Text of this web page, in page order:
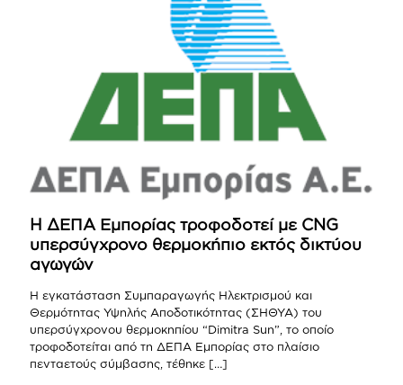
Η ΔΕΠΑ Εμπορίας τροφοδοτεί με CNG
υπερσύγχρονο θερμοκήπιο εκτός δικτύου
αγωγών
H εγκατάσταση Συμπαραγωγής Ηλεκτρισμού και
Θερμότητας Υψηλής Αποδοτικότητας (ΣΗΘΥΑ) του
υπερσύγχρονου θερμοκηπίου “Dimitra Sun”, το οποίο
τροφοδοτείται από τη ΔΕΠΑ Εμπορίας στο πλαίσιο
πενταετούς σύμβασης, τέθηκε […]